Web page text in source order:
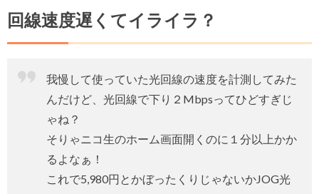
回線速度遅くてイライラ？
我慢して使っていた光回線の速度を計測してみた
んだけど、光回線で下り２Mbpsってひどすぎじ
ゃね？
そりゃニコ生のホーム画面開くのに１分以上かか
るよなぁ！
これで5,980円とかぼったくりじゃないかJOG光